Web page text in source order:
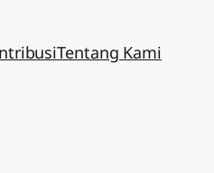
Tentang Kami